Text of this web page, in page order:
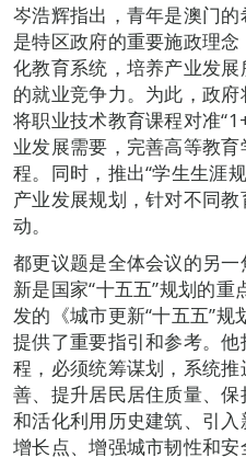
岑浩辉指出，青年是澳门
是特区政府的重要施政理
化教育系统，培养产业发
的就业竞争力。为此，政
将职业技术教育课程对准
业发展需要，完善高等教
程。同时，推出“学生生涯
产业发展规划，针对不同
动。
都更议题是全体会议的另
新是国家“十五五”规划的
发的《城市更新“十五五”
提供了重要指引和参考。
程，必须统筹谋划，系统
善、提升居民居住质量、
和活化利用历史建筑、引
增长点、增强城市韧性和安